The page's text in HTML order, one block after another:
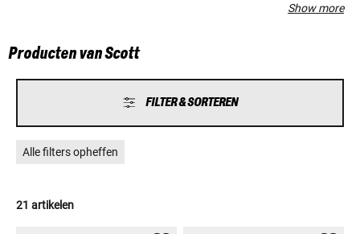
Europese motorrijders kennen en waarderen het merk Scott vooral
zoals helmen en laarzen zijn vanwege hun hoge kwaliteitsnormen
beslist de moeite waard.
Show more
Producten van Scott
FILTER & SORTEREN
Alle filters opheffen
21 artikelen